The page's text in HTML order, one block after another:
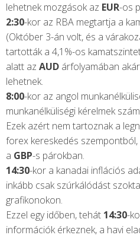
lehetnek mozgások az EUR-os
2:30-kor az RBA megtartja a
(Október 3-án volt, és a
tartották a 4,1%-os
alatt az AUD árfolyamában
lehetnek.
8:00-kor az angol
munkanélküliségi kérelmek
Ezek azért nem tartoznak a
forex kereskedés
a GBP-s párokban.
14:30-kor a kanadai inflációs
inkább csak szúrkálódást
grafikonokon.
Ezzel egy időben, tehát 14:30-
információk érkeznek, a havi